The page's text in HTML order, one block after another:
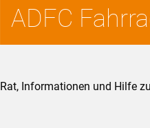
ADFC
Rat, Informationen und Hilfe